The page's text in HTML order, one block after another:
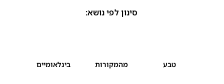
סינון לפי נושא:
מהמקורות בינלאומיים